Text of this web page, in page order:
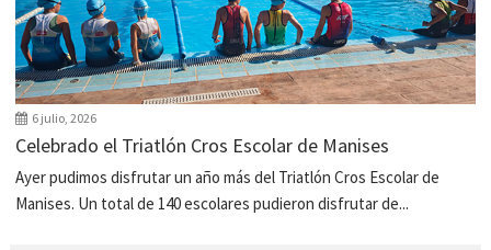
6 julio, 2026
Celebrado el Triatlón Cros Escolar de Manises
Ayer pudimos disfrutar un año más del Triatlón Cros Escolar de
Manises. Un total de 140 escolares pudieron disfrutar de...